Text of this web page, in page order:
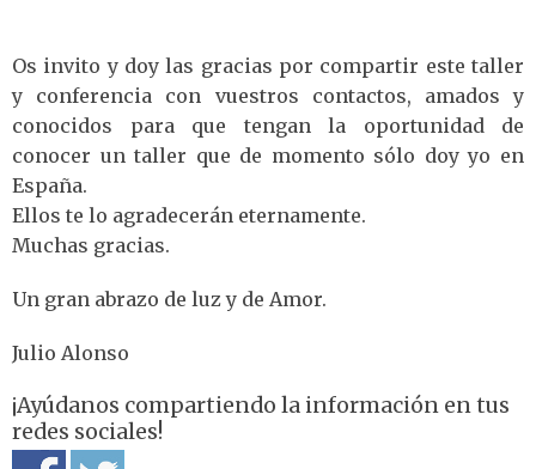
Os invito y doy las gracias por compartir este taller
y conferencia con vuestros contactos, amados y
conocidos para que tengan la oportunidad de
conocer un taller que de momento sólo doy yo en
España.
Ellos te lo agradecerán eternamente.
Muchas gracias.
Un gran abrazo de luz y de Amor.
Julio Alonso
¡Ayúdanos compartiendo la información en tus
redes sociales!